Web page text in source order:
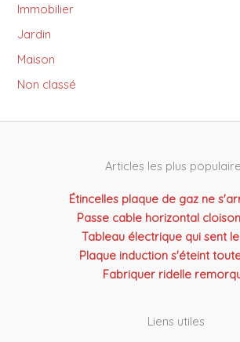
Immobilier
Jardin
Maison
Non classé
Articles les plus
Étincelles plaque de gaz ne
Passe cable horizontal
Tableau électrique qui sent
Plaque induction s'éteint
Fabriquer ridelle
Liens utiles